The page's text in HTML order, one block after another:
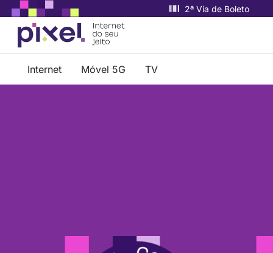
2ª Via de Boleto
Internet Móvel 5G TV